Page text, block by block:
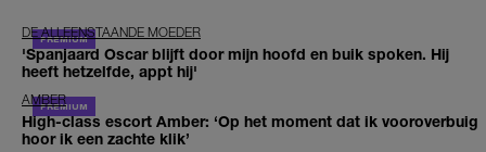
DE ALLEENSTAANDE MOEDER
'Spanjaard Oscar blijft door mijn hoofd en buik spoken. Hij
heeft hetzelfde, appt hij'
AMBER
High-class escort Amber: ‘Op het moment dat ik vooroverbuig
hoor ik een zachte klik’